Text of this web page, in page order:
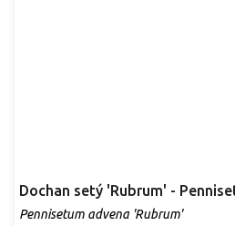
Dochan setý 'Rubrum' -
Pennisetum advena 'Rubrum'